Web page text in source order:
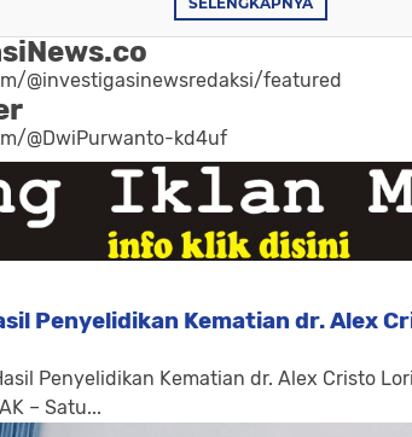
@investigasinewsredaksi/featured
@DwiPurwanto-kd4uf
Penyelidikan Kematian dr. Alex
Penyelidikan Kematian dr. Alex Cristo
– Satu...